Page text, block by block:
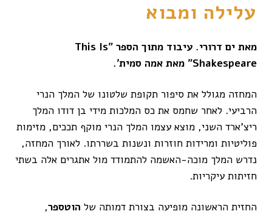
עלילה ומבוא
מאת ים דרורי. עיבוד מתוך הספר ״This Is
Shakespeare״ מאת אמה סמית׳.
המחזה מגולל את סיפור תקופת שלטונו של המלך הנרי
הרביעי. לאחר שחמס את כס המלכות מידי בן דודו המלך
ריצ’ארד השני, מוצא עצמו המלך הנרי מוקף תככים, מזימות
פוליטיות ומרידות חוזרות ונשנות בשררתו. לאורך המחזה,
נדרש המלך מוכה-האשמה להתמודד מול אתגרים אלה בשתי
חזיתות עיקריות.
החזית הראשונה מופיעה בצורת דמותה של הוטספר,